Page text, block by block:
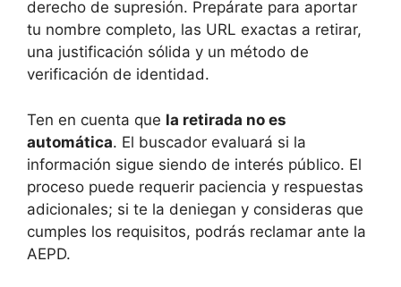
derecho de supresión. Prepárate para aportar
tu nombre completo, las URL exactas a retirar,
una justificación sólida y un método de
verificación de identidad.
Ten en cuenta que la retirada no es
automática. El buscador evaluará si la
información sigue siendo de interés público. El
proceso puede requerir paciencia y respuestas
adicionales; si te la deniegan y consideras que
cumples los requisitos, podrás reclamar ante la
AEPD.